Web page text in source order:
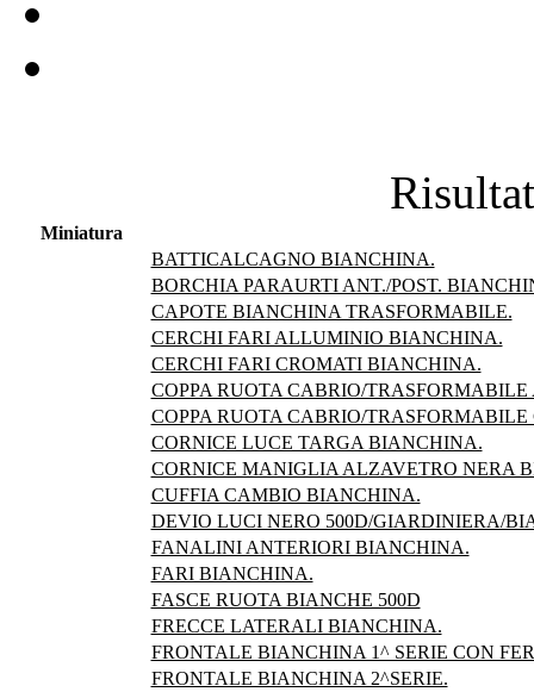
Miniatura
BATTICALCAGNO BIANCHINA.
BORCHIA PARAURTI ANT./POST.
CAPOTE BIANCHINA TRASFORMABILE.
CERCHI FARI ALLUMINIO BIANCHINA.
CERCHI FARI CROMATI BIANCHINA.
COPPA RUOTA CABRIO/
COPPA RUOTA CABRIO/TRASFORMABILE
CORNICE LUCE TARGA BIANCHINA.
CORNICE MANIGLIA ALZAVETRO NERA
CUFFIA CAMBIO BIANCHINA.
DEVIO LUCI NERO 500D/GIARDINIERA/
FANALINI ANTERIORI BIANCHINA.
FARI BIANCHINA.
FASCE RUOTA BIANCHE 500D
FRECCE LATERALI BIANCHINA.
FRONTALE BIANCHINA 1^ SERIE CON
FRONTALE BIANCHINA 2^SERIE.